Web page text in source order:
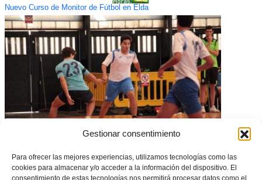
Gestionar consentimiento
Para ofrecer las mejores experiencias, utilizamos tecnologías como las
cookies para almacenar y/o acceder a la información del dispositivo. El
consentimiento de estas tecnologías nos permitirá procesar datos como el
Nuevo Curso de Monitor de Fútbol en Elda
La Tercera División de fútbol sala tendrá 4 subgrupos